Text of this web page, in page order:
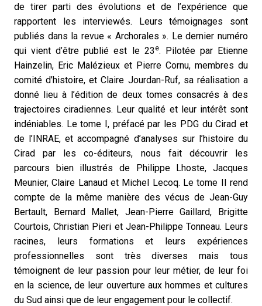
de tirer parti des évolutions et de l’expérience que
rapportent les interviewés. Leurs témoignages sont
publiés dans la revue « Archorales ». Le dernier numéro
qui vient d’être publié est le 23e. Pilotée par Etienne
Hainzelin, Eric Malézieux et Pierre Cornu, membres du
comité d’histoire, et Claire Jourdan-Ruf, sa réalisation a
donné lieu à l’édition de deux tomes consacrés à des
trajectoires ciradiennes. Leur qualité et leur intérêt sont
indéniables. Le tome I, préfacé par les PDG du Cirad et
de l’INRAE, et accompagné d’analyses sur l’histoire du
Cirad par les co-éditeurs, nous fait découvrir les
parcours bien illustrés de Philippe Lhoste, Jacques
Meunier, Claire Lanaud et Michel Lecoq. Le tome II rend
compte de la même manière des vécus de Jean-Guy
Bertault, Bernard Mallet, Jean-Pierre Gaillard, Brigitte
Courtois, Christian Pieri et Jean-Philippe Tonneau. Leurs
racines, leurs formations et leurs expériences
professionnelles sont très diverses mais tous
témoignent de leur passion pour leur métier, de leur foi
en la science, de leur ouverture aux hommes et cultures
du Sud ainsi que de leur engagement pour le collectif.